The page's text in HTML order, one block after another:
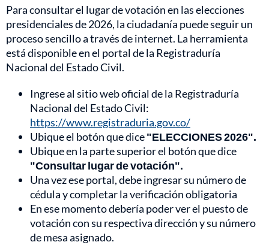
Para consultar el lugar de votación en las elecciones
presidenciales de 2026, la ciudadanía puede seguir un
proceso sencillo a través de internet. La herramienta
está disponible en el portal de la Registraduría
Nacional del Estado Civil.
Ingrese al sitio web oficial de la Registraduría
Nacional del Estado Civil:
https://www.registraduria.gov.co/
Ubique el botón que dice"ELECCIONES 2026".
Ubique en la parte superior el botón que dice
"Consultar lugar de votación".
Una vez ese portal, debe ingresar su número de
cédula y completar la verificación obligatoria
En ese momento debería poder ver el puesto de
votación con su respectiva dirección y su número
de mesa asignado.